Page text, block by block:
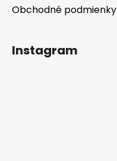
Obchodné podmienky
Instagram